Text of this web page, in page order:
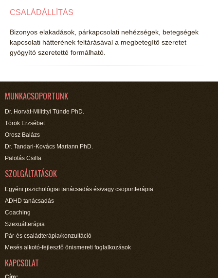
CSALÁDÁLLÍTÁS
Bizonyos elakadások, párkapcsolati nehézségek, betegségek
kapcsolati hátterének feltárásával a megbetegítő szeretet
gyógyító szeretetté formálható.
MUNKACSOPORTUNK
Dr. Horvát-Militityi Tünde PhD.
Török Erzsébet
Orosz Balázs
Dr. Tandari-Kovács Mariann PhD.
Palotás Csilla
SZOLGÁLTATÁSOK
Egyéni pszichológiai tanácsadás és/vagy csoportterápia
ADHD tanácsadás
Coaching
Szexuálterápia
Pár-és családterápia/konzultáció
Mesés alkotó-fejlesztő önismereti foglalkozások
KAPCSOLAT